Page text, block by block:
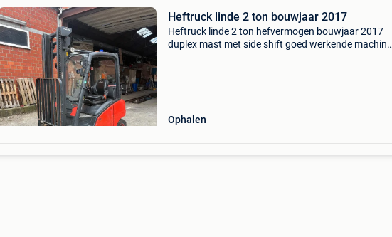
Heftruck linde 2 ton bouwjaar 2017
Heftruck linde 2 ton hefvermogen bouwjaar 2017
duplex mast met side shift goed werkende machine
Ophalen